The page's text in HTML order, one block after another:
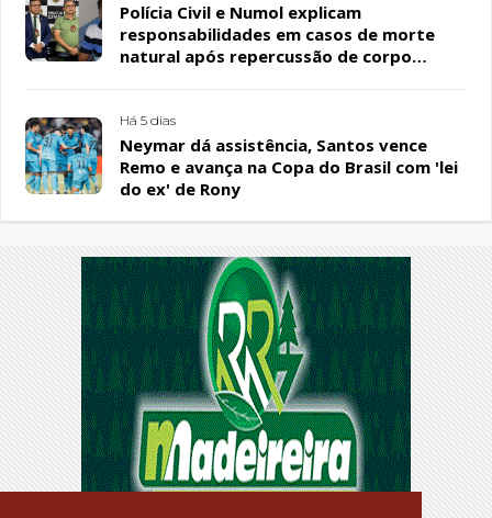
Polícia Civil e Numol explicam
responsabilidades em casos de morte
natural após repercussão de corpo
Há 5 dias
Neymar dá assistência, Santos vence
Remo e avança na Copa do Brasil com 'lei
do ex' de Rony